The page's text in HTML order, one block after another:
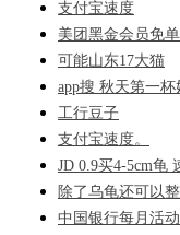
支付宝速度
美团黑金会员免单
可能山东17大猫
app搜 秋天第一杯
工行豆子
支付宝速度。
JD 0.9买4-5cm龟
除了乌龟还可以
中国银行每月活动